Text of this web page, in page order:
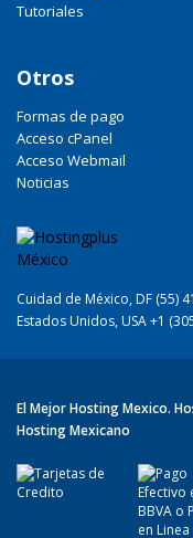
Tutoriales
Otros
Formas de pago
Acceso cPanel
Acceso Webmail
Noticias
Cuidad de México, DF (55)
Estados Unidos, USA +1
El Mejor Hosting Mexico.
Hosting Mexicano